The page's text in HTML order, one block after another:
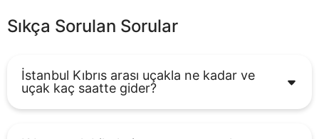
Sıkça Sorulan Sorular
İstanbul Kıbrıs arası uçakla ne kadar ve
uçak kaç saatte gider?